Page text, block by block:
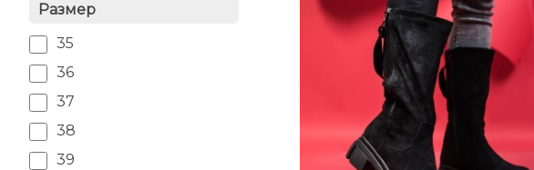
Размер
35
36
37
38
39